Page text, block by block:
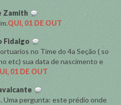
Zamith
QUI, 01 DE OUT
Fidalgo
no Time do 4a Seção ( so
etc) sua data de nascimento e
01 DE OUT
pergunta: este prédio onde